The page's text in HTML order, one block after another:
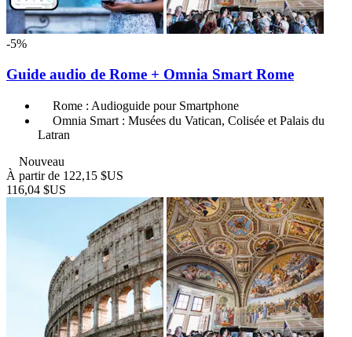
-5%
Guide audio de Rome + Omnia Smart Rome
Rome : Audioguide pour Smartphone
Omnia Smart : Musées du Vatican, Colisée et Palais du
Latran
Nouveau
À partir de 122,15 $US
116,04 $US